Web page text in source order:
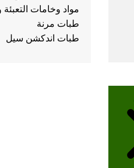
مواد وخامات التعبئة
طبات مرنة
طبات اندكشن سيل